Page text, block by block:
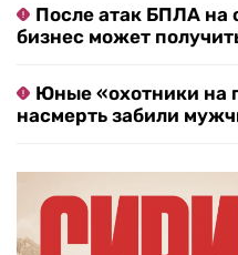
После атак БПЛА на
бизнес может
Юные «охотники на
насмерть забили